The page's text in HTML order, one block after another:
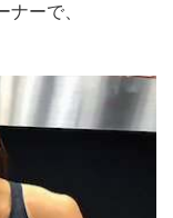
ーで、